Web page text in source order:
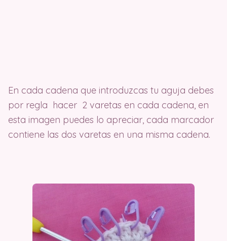
En cada cadena que introduzcas tu aguja debes
por regla hacer 2 varetas en cada cadena, en
esta imagen puedes lo apreciar, cada marcador
contiene las dos varetas en una misma cadena.